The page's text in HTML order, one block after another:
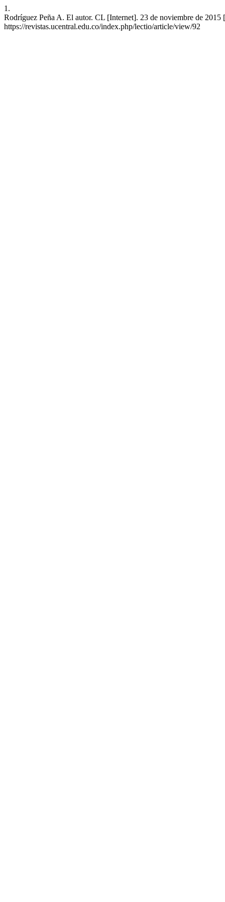
1.
Rodríguez Peña A. El autor. CL [Internet]. 23 de noviembre de
https://revistas.ucentral.edu.co/index.php/lectio/article/view/92